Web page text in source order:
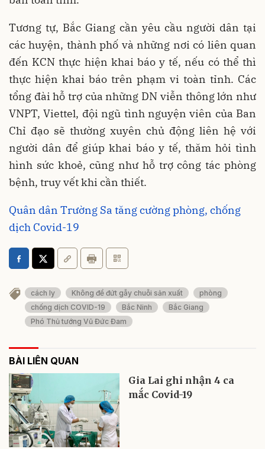
Tương tự, Bắc Giang cần yêu cầu người dân tại
các huyện, thành phố và những nơi có liên quan
đến KCN thực hiện khai báo y tế, nếu có thể thì
thực hiện khai báo trên phạm vi toàn tỉnh. Các
tổng đài hỗ trợ của những DN viễn thông lớn như
VNPT, Viettel, đội ngũ tình nguyện viên của Ban
Chỉ đạo sẽ thường xuyên chủ động liên hệ với
người dân để giúp khai báo y tế, thăm hỏi tình
hình sức khoẻ, cũng như hỗ trợ công tác phòng
bệnh, truy vết khi cần thiết.
Quân dân Trường Sa tăng cường phòng, chống
dịch Covid-19
cách ly Không để đứt gẫy chuỗi sản xuất
phòng
chống dịch COVID-19
Bắc Ninh
Bắc Giang
Phó Thủ tướng Vũ Đức Đam
BÀI LIÊN QUAN
Gia Lai ghi nhận 4 ca
mắc Covid-19